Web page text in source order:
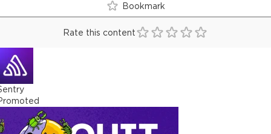
Bookmark
Rate this content